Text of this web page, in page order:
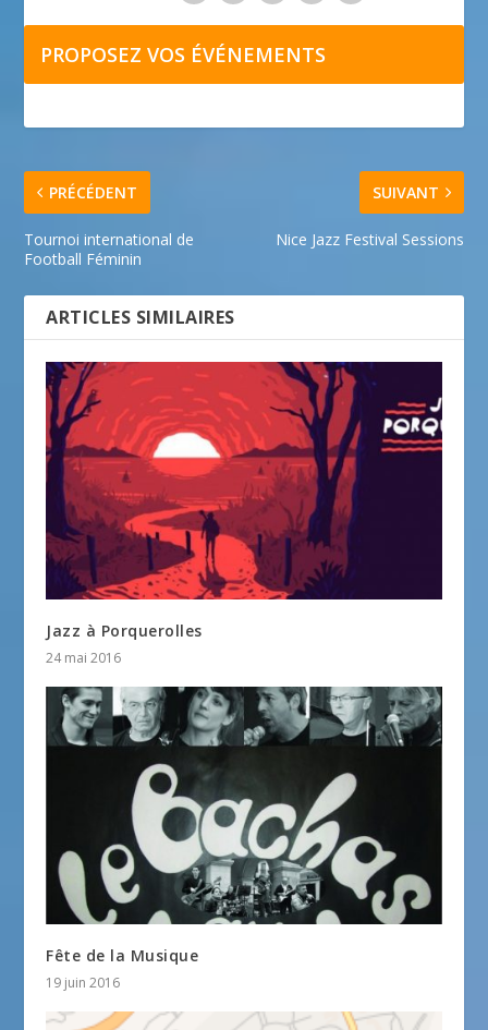
PROPOSEZ VOS ÉVÉNEMENTS
PRÉCÉDENT
Tournoi international de
Football Féminin
SUIVANT
Nice Jazz Festival Sessions
ARTICLES SIMILAIRES
Jazz à Porquerolles
24 mai 2016
Fête de la Musique
19 juin 2016